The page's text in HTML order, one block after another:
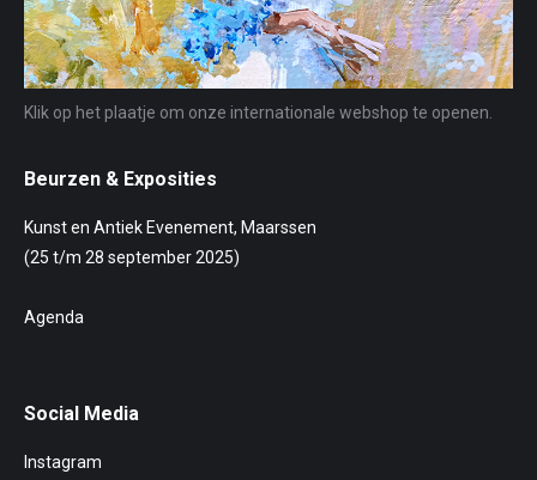
Klik op het plaatje om onze internationale webshop te openen.
Beurzen & Exposities
Kunst en Antiek Evenement, Maarssen
(25 t/m 28 september 2025)
Agenda
Social Media
Instagram